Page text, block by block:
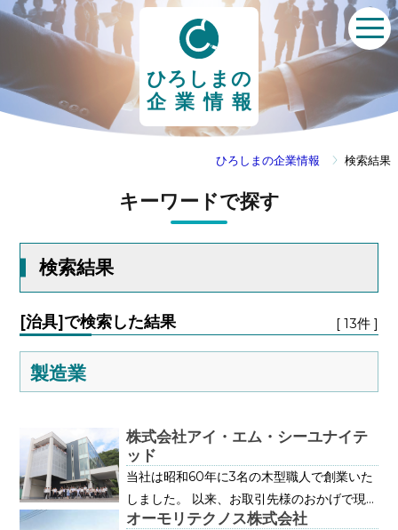
ひろしまの
企業情報
ひろしまの企業情報 検索結果
キーワードで探す
検索結果
[治具]で検索した結果 [ 13件 ]
製造業
株式会社アイ・エム・シーユナイテ
ッド
当社は昭和60年に3名の木型職人で創業いた
しました。 以来、お取引先様のおかげで現
在では従業員39名、マシニングセンター8台
オーモリテクノス株式会社